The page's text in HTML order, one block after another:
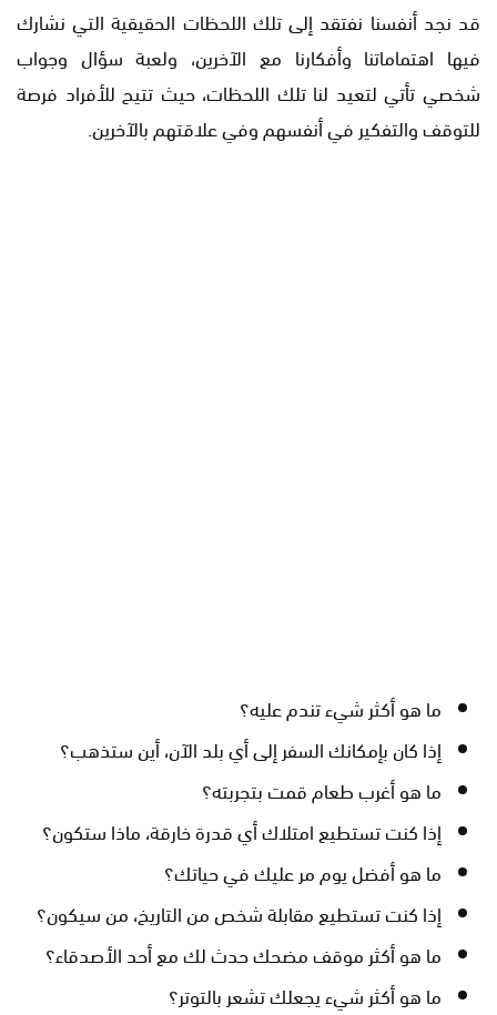
قد نجد أنفسنا نفتقد إلى تلك اللحظات الحقيقية التي نشارك
فيها اهتماماتنا وأفكارنا مع الآخرين، ولعبة سؤال وجواب
شخصي تأتي لتعيد لنا تلك اللحظات، حيث تتيح للأفراد فرصة
للتوقف والتفكير في أنفسهم وفي علاقتهم بالآخرين.
ما هو أكثر شيء تندم عليه؟
إذا كان بإمكانك السفر إلى أي بلد الآن، أين ستذهب؟
ما هو أغرب طعام قمت بتجربته؟
إذا كنت تستطيع امتلاك أي قدرة خارقة، ماذا ستكون؟
ما هو أفضل يوم مر عليك في حياتك؟
إذا كنت تستطيع مقابلة شخص من التاريخ، من سيكون؟
ما هو أكثر موقف مضحك حدث لك مع أحد الأصدقاء؟
ما هو أكثر شيء يجعلك تشعر بالتوتر؟